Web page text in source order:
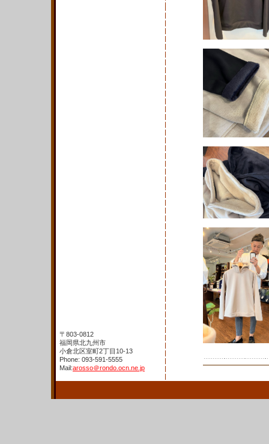
〒803-0812
福岡県北九州市
小倉北区室町2丁目10-13
Phone: 093-591-5555
Mail:arosso＠rondo.ocn.ne.jp